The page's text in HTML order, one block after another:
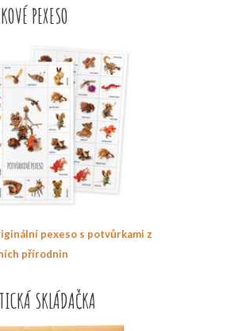
PEXESO
pexeso s potvůrkami z
přírodnin
SKLÁDAČKA